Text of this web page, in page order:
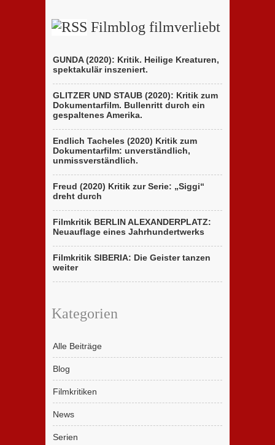
Filmblog filmverliebt
GUNDA (2020): Kritik. Heilige Kreaturen,
spektakulär inszeniert.
GLITZER UND STAUB (2020): Kritik zum
Dokumentarfilm. Bullenritt durch ein
gespaltenes Amerika.
Endlich Tacheles (2020) Kritik zum
Dokumentarfilm: unverständlich,
unmissverständlich.
Freud (2020) Kritik zur Serie: „Siggi“
dreht durch
Filmkritik BERLIN ALEXANDERPLATZ:
Neuauflage eines Jahrhundertwerks
Filmkritik SIBERIA: Die Geister tanzen
weiter
Kategorien
Alle Beiträge
Blog
Filmkritiken
News
Serien